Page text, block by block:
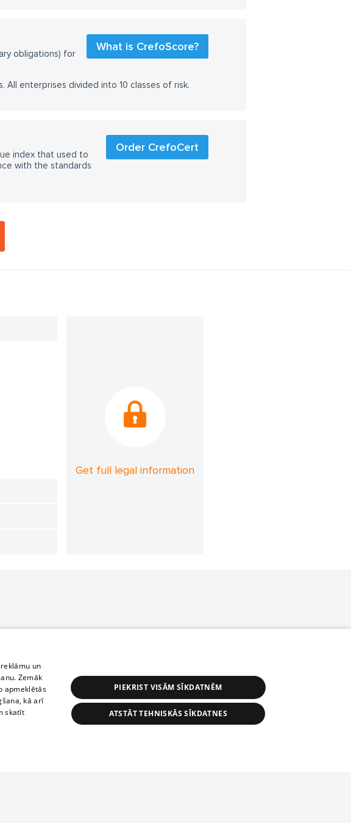
What is CrefoScore?
obligations) for
enterprises divided into 10 classes of risk.
Order CrefoCert
index that used to
with the standards
Get full legal information
un
Zemāk
apmeklētās
kā arī
skatīt
PIEKRIST VISĀM SĪKDATNĒM
ATSTĀT TEHNISKĀS SĪKDATNES